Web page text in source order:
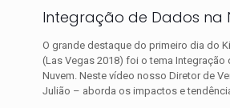
Integração de Dados na
O grande destaque do primeiro dia do
(Las Vegas 2018) foi o tema Integração
Nuvem. Neste vídeo nosso Diretor de
Julião – aborda os impactos e